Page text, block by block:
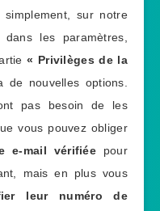
sur notre
les paramètres,
« Privilèges de la
de nouvelles options.
pas besoin de les
vous pouvez obliger
e-mail vérifiée pour
mais en plus vous
leur numéro de